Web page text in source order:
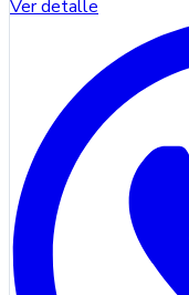
Ver detalle